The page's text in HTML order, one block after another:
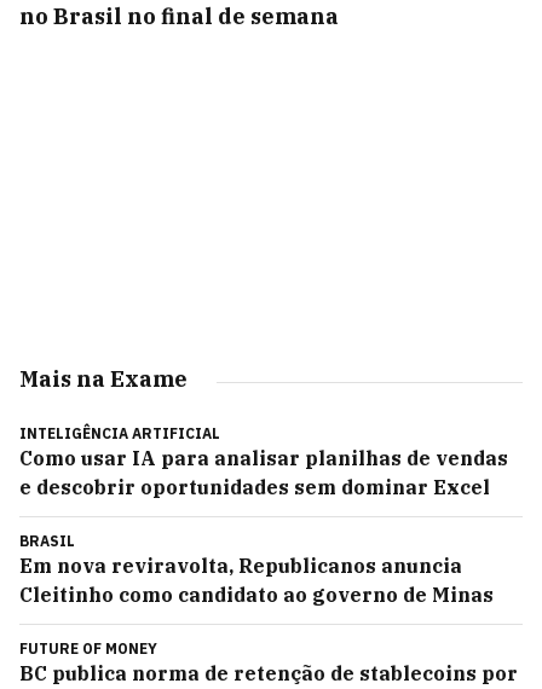
no Brasil no final de semana
Mais na Exame
INTELIGÊNCIA ARTIFICIAL
Como usar IA para analisar planilhas de vendas
e descobrir oportunidades sem dominar Excel
BRASIL
Em nova reviravolta, Republicanos anuncia
Cleitinho como candidato ao governo de Minas
FUTURE OF MONEY
BC publica norma de retenção de stablecoins por